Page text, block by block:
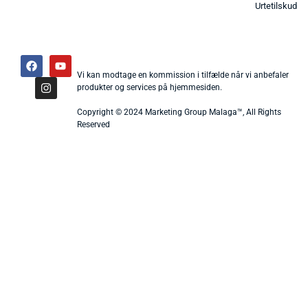
Urtetilskud
Vi kan modtage en kommission i tilfælde når vi anbefaler
produkter og services på hjemmesiden.
Copyright © 2024 Marketing Group Malaga™, All Rights
Reserved